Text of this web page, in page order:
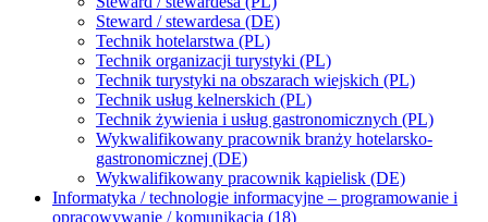
Steward / stewardesa (DE)
Technik hotelarstwa (PL)
Technik organizacji turystyki (PL)
Technik turystyki na obszarach wiejskich (PL)
Technik usług kelnerskich (PL)
Technik żywienia i usług gastronomicznych (PL)
Wykwalifikowany pracownik branży hotelarsko-
gastronomicznej (DE)
Wykwalifikowany pracownik kąpielisk (DE)
Informatyka / technologie informacyjne – programowanie i
opracowywanie / komunikacja (18)